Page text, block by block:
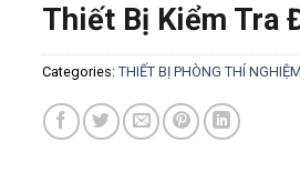
Thiết Bị Kiểm Tra
Categories: THIẾT BỊ PHÒNG THÍ NGHIỆM